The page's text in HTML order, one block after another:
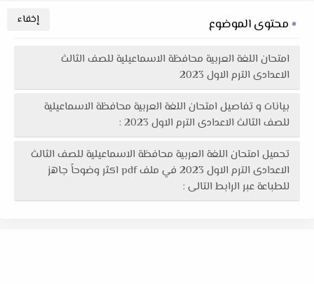
محتوى الموضوع
امتحان اللغة العربية محافظة الاسماعيلية للصف الثالث
الاعدادى الترم الاول 2023
بيانات و تفاصيل امتحان اللغة العربية محافظة الاسماعيلية
للصف الثالث الاعدادى الترم الاول 2023 :
تحميل امتحان اللغة العربية محافظة الاسماعيلية للصف الثالث
الاعدادى الترم الاول 2023 في ملف pdf اكثر وضوحاً جاهز
للطباعة عبر الرابط التالى :